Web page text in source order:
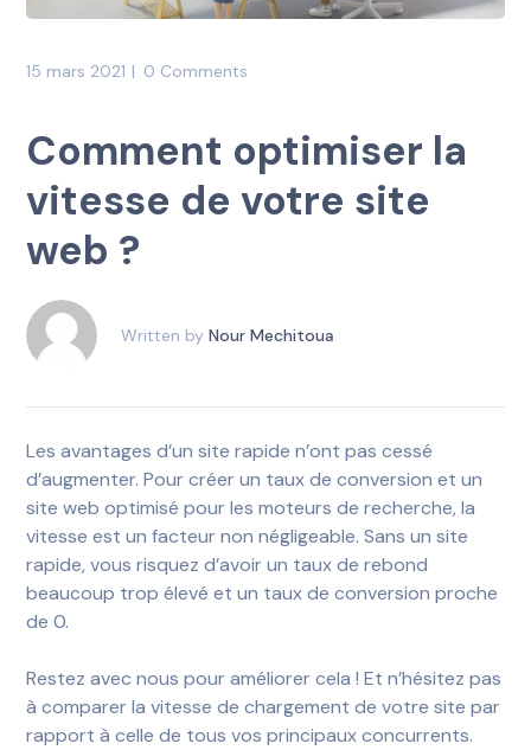
15 mars 2021 0 Comments
Comment optimiser la
vitesse de votre site
web ?
Written by Nour Mechitoua
Les avantages d’un site rapide n’ont pas cessé
d’augmenter. Pour créer un taux de conversion et un
site web optimisé pour les moteurs de recherche, la
vitesse est un facteur non négligeable.Sans un site
rapide, vous risquez d’avoir un taux de rebond
beaucoup trop élevé et un taux de conversion proche
de 0.
Restez avec nous pour améliorer cela !Et n’hésitez pas
à comparer la vitesse de chargement de votre site par
rapport à celle de tous vos principaux concurrents.